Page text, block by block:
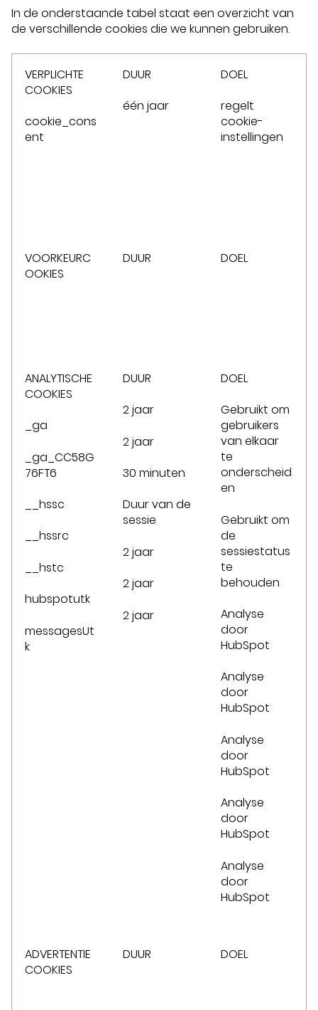
In de onderstaande tabel staat een overzicht van
de verschillende cookies die we kunnen gebruiken.
VERPLICHTE
COOKIES
cookie_cons
ent
DUUR
één jaar
DOEL
regelt
cookie-
instellingen
VOORKEURC
OOKIES
DUUR DOEL
ANALYTISCHE
COOKIES
_ga
_ga_CC58G
76FT6
__hssc
__hssrc
__hstc
hubspotutk
messagesUt
k
DUUR
2 jaar
2 jaar
30 minuten
Duur van de
sessie
2 jaar
2 jaar
2 jaar
DOEL
Gebruikt om
gebruikers
van elkaar
te
onderscheid
en
Gebruikt om
de
sessiestatus
te
behouden
Analyse
door
HubSpot
Analyse
door
HubSpot
Analyse
door
HubSpot
Analyse
door
HubSpot
Analyse
door
HubSpot
ADVERTENTIE
COOKIES
DUUR DOEL